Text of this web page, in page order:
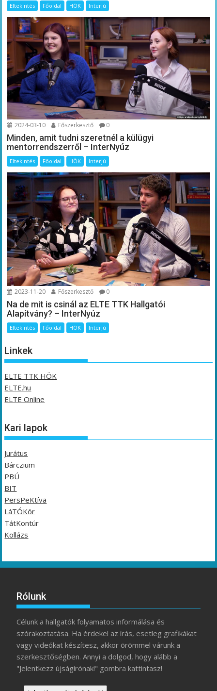
Eltekintés Főoldal HÖK Interjú
2024-03-10 Főszerkesztő 0
Minden, amit tudni szeretnél a külügyi
mentorrendszerről – InterNyúz
Eltekintés Főoldal HÖK Interjú
2023-11-20 Főszerkesztő 0
Na de mit is csinál az ELTE TTK Hallgatói
Alapítvány? – InterNyúz
Eltekintés Főoldal HÖK Interjú
Linkek
ELTE TTK HÖK
ELTE.hu
ELTE Online
Kari lapok
Jurátus
Bárczium
PBÚ
BIT
PersPeKtíva
LáTÓKör
TátKontúr
Kollázs
Rólunk
Célunk a hallgatók folyamatos informálása és
szórakoztatása. Ha érdekel az írás, esetleg grafikákat
vagy videókat készítesz, akkor örömmel várunk a
szerkesztőségben. Annyi a dolgod, hogy alább a
"Jelentkezz újságírónak!" gombra kattintasz!